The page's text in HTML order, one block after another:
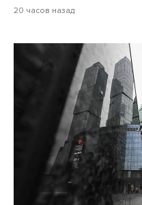
20 часов назад